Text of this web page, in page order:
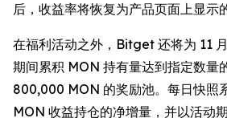
后，收益率将恢复为产品页面上显示
在福利活动之外，Bitget 还将为 11
期间累积 MON 持有量达到指定数量
800,000 MON 的奖励池。每日快照
MON 收益持仓的净增量，并以活动